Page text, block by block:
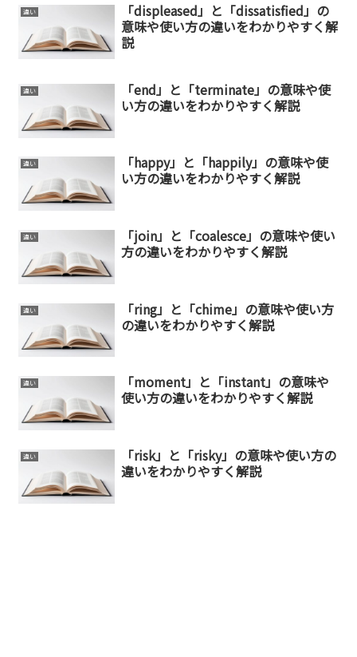
違い
「displeased」と「dissatisfied」の
意味や使い方の違いをわかりやすく解
説
違い
「end」と「terminate」の意味や使
い方の違いをわかりやすく解説
違い
「happy」と「happily」の意味や使
い方の違いをわかりやすく解説
違い
「join」と「coalesce」の意味や使い
方の違いをわかりやすく解説
違い
「ring」と「chime」の意味や使い方
の違いをわかりやすく解説
違い
「moment」と「instant」の意味や
使い方の違いをわかりやすく解説
違い
「risk」と「risky」の意味や使い方の
違いをわかりやすく解説